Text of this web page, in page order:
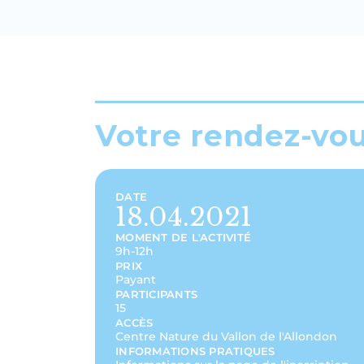
Votre rendez-
DATE
18.04.2021
MOMENT DE L'ACTIVITÉ
9h-12h
PRIX
Payant
PARTICIPANTS
15
ACCÈS
Centre Nature du Vallon de l'Allondon
INFORMATIONS PRATIQUES